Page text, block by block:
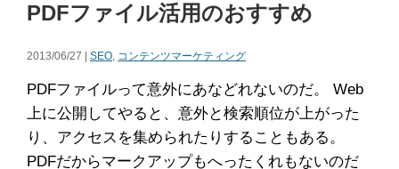
PDFファイル活用のおすすめ
2013/06/27 | SEO, コンテンツマーケティング
PDFファイルって意外にあなどれないのだ。 Web
上に公開してやると、意外と検索順位が上がった
り、アクセスを集められたりすることもある。
PDFだからマークアップもへったくれもないのだ